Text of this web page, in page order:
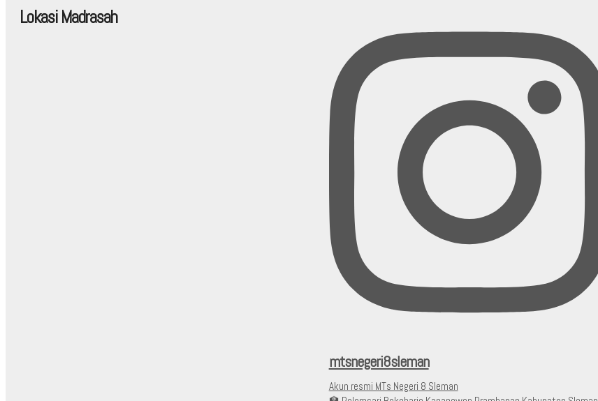
Lokasi Madrasah
mtsnegeri8sleman
Akun resmi MTs Negeri 8 Sleman